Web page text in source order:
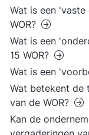
Wat is een
WOR?
Wat is een
15 WOR?
Wat is een
Wat betekent de
van de WOR?
Kan de